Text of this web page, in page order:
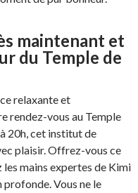
maintenant et
du Temple de
relaxante et
rendez-vous au Temple
20h, cet institut de
plaisir. Offrez-vous ce
mains expertes de Kimi
Vous ne le